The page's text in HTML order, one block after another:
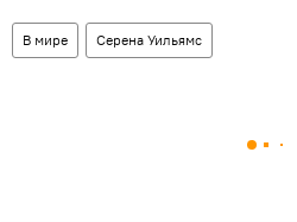
В мире Серена Уильямс